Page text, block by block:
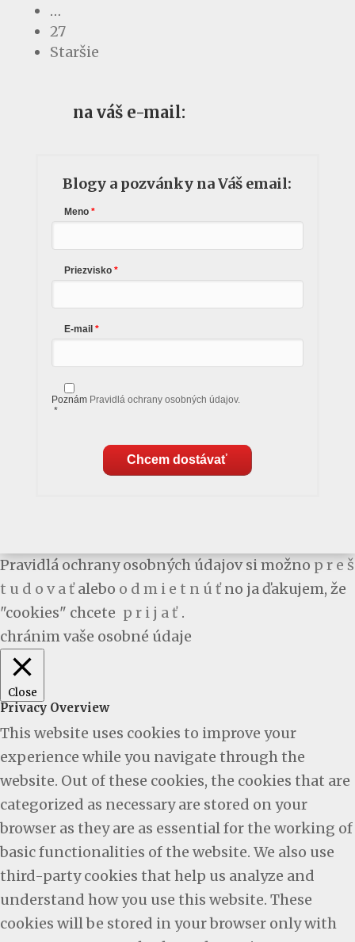
…
27
Staršie
na váš e-mail:
Blogy a pozvánky na Váš email:
Meno
Priezvisko
E-mail
Poznám Pravidlá ochrany osobných údajov.
*
Chcem dostávať
Pravidlá ochrany osobných údajov si možno p r e š
t u d o v a ťalebo o d m i e t n ú ťno ja ďakujem, že
"cookies" chcete p r i j a ť .
chránim vaše osobné údaje
Close
Privacy Overview
This website uses cookies to improve your
experience while you navigate through the
website. Out of these cookies, the cookies that are
categorized as necessary are stored on your
browser as they are as essential for the working of
basic functionalities of the website. We also use
third-party cookies that help us analyze and
understand how you use this website. These
cookies will be stored in your browser only with